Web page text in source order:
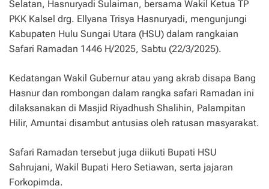
Selatan, Hasnuryadi Sulaiman, bersama Wakil Ketua TP
PKK Kalsel drg. Ellyana Trisya Hasnuryadi, mengunjungi
Kabupaten Hulu Sungai Utara (HSU) dalam rangkaian
Safari Ramadan 1446 H/2025, Sabtu (22/3/2025).
Kedatangan Wakil Gubernur atau yang akrab disapa Bang
Hasnur dan rombongan dalam rangka safari Ramadan ini
dilaksanakan di Masjid Riyadhush Shalihin, Palampitan
Hilir, Amuntai disambut antusias oleh ratusan masyarakat.
Safari Ramadan tersebut juga diikuti Bupati HSU
Sahrujani, Wakil Bupati Hero Setiawan, serta jajaran
Forkopimda.